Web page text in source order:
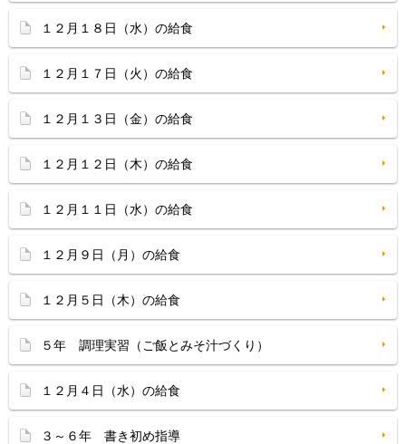
１２月１８日（水）の給食
１２月１７日（火）の給食
１２月１３日（金）の給食
１２月１２日（木）の給食
１２月１１日（水）の給食
１２月９日（月）の給食
１２月５日（木）の給食
５年 調理実習（ご飯とみそ汁づくり）
１２月４日（水）の給食
３～６年 書き初め指導